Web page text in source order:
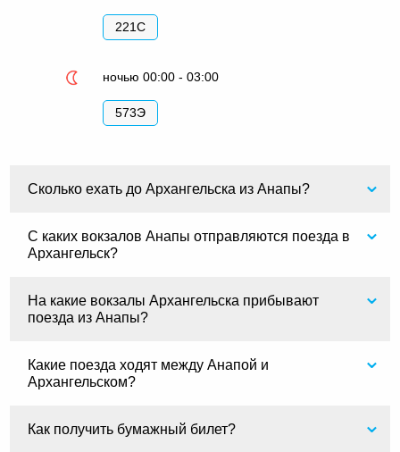
221С
ночью 00:00 - 03:00
573Э
Сколько ехать до Архангельска из Анапы?
С каких вокзалов Анапы отправляются поезда в
Архангельск?
На какие вокзалы Архангельска прибывают
поезда из Анапы?
Какие поезда ходят между Анапой и
Архангельском?
Как получить бумажный билет?